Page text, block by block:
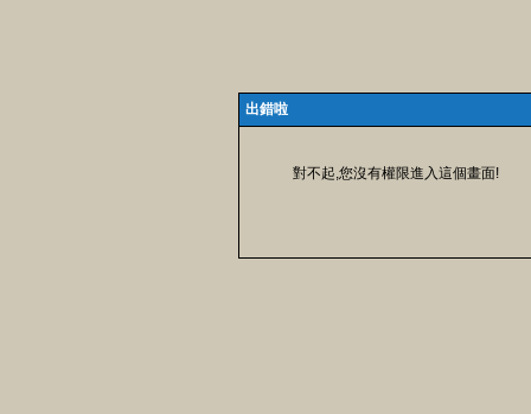
出錯啦
對不起,您沒有權限進入這個畫面!